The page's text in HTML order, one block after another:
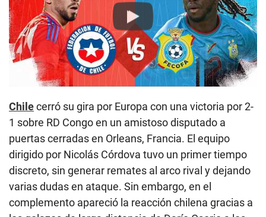
Play
Chilecerró su gira por Europa con una victoria por 2-
1 sobre RD Congo en un amistoso disputado a
puertas cerradas en Orleans, Francia. El equipo
dirigido por Nicolás Córdova tuvo un primer tiempo
discreto, sin generar remates al arco rival y dejando
varias dudas en ataque. Sin embargo, en el
complemento apareció la reacción chilena gracias a